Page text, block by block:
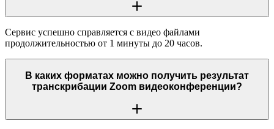
Сервис успешно справляется с видео файлами
продолжительностью от 1 минуты до 20 часов.
В каких форматах можно получить результат
транскрибации Zoom видеоконференции?